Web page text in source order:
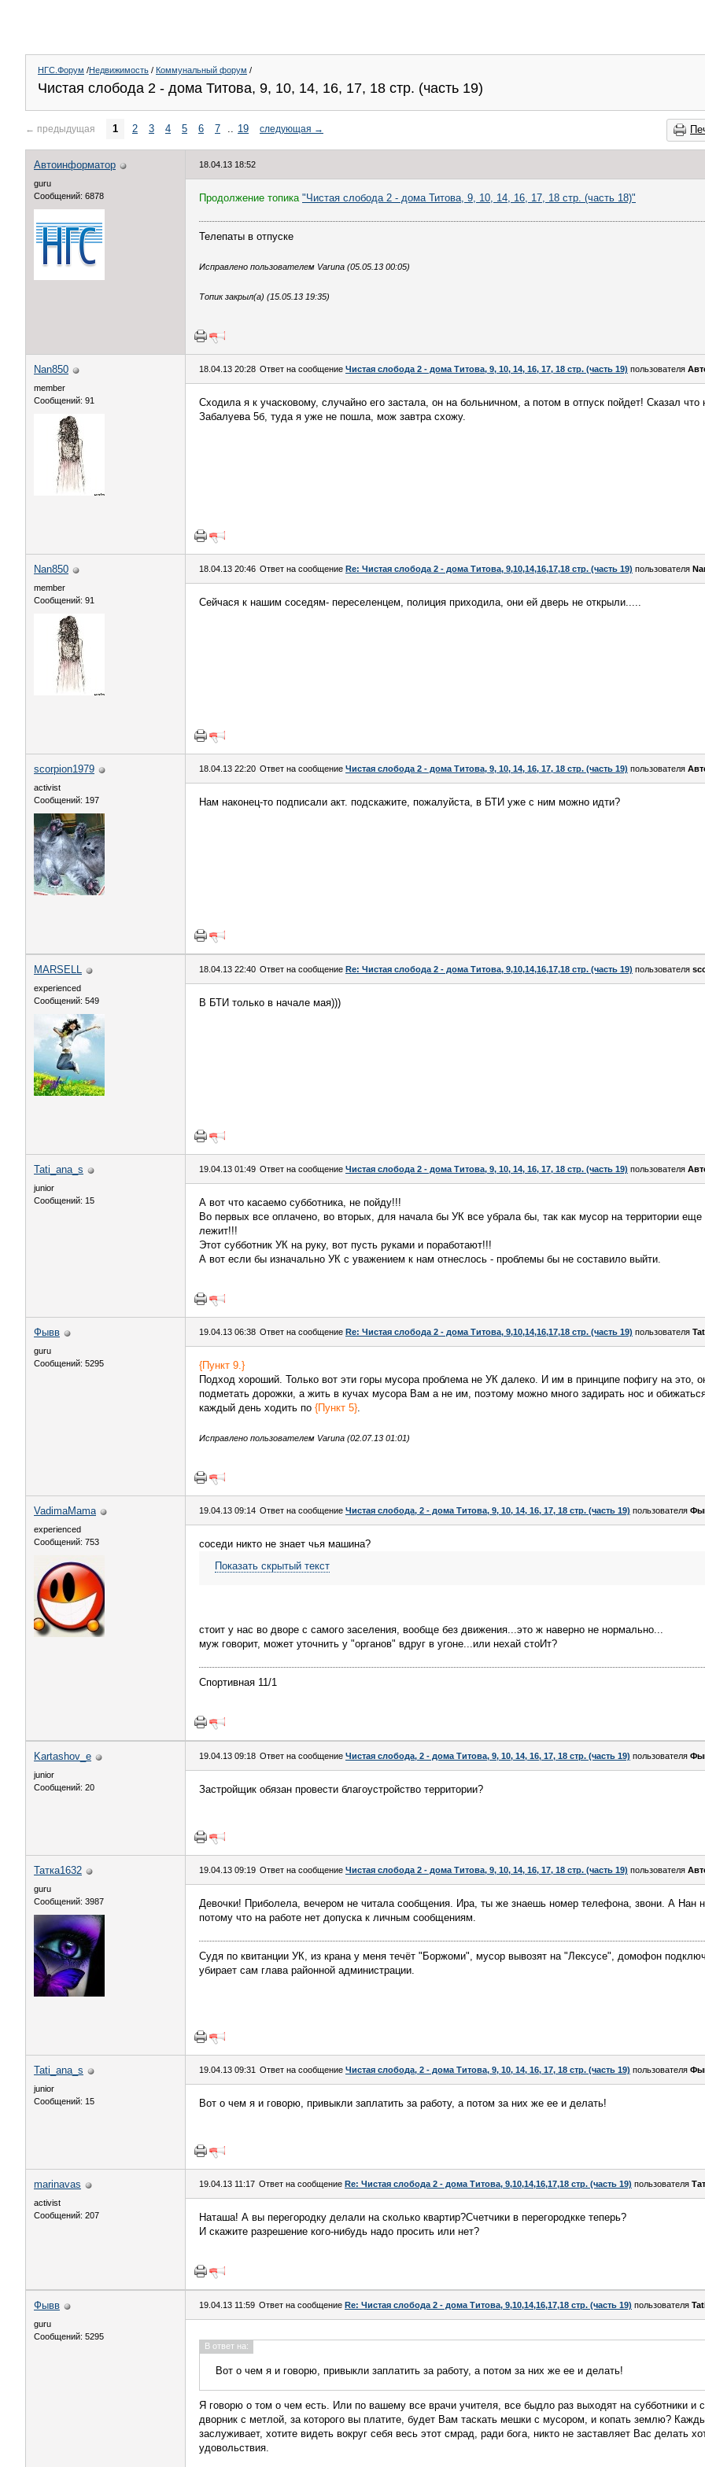
НГС.Форум /Недвижимость / Коммунальный форум /
Чистая слобода 2 - дома Титова, 9, 10, 14, 16, 17, 18 стр. (часть 19)
← предыдущая 1 2 3 4 5 6 7 .. 19 следующая →
Автоинформатор
guru
Сообщений: 6878
18.04.13 18:52
Продолжение топика "Чистая слобода 2 - дома Титова, 9, 10, 14, 16, 17, 18 стр. (часть 18)"
Телепаты в отпуске
Исправлено пользователем Varuna (05.05.13 00:05)
Топик закрыл(а) (15.05.13 19:35)
Nan850
member
Сообщений: 91
18.04.13 20:28 Ответ на сообщение Чистая слобода 2 - дома Титова, 9, 10, 14, 16, 17, 18 стр. (часть 19) пользователя
Сходила я к учасковому, случайно его застала, он на больничном, а потом в отпуск пойдет! Сказал
Забалуева 5б, туда я уже не пошла, мож завтра схожу.
Nan850
member
Сообщений: 91
18.04.13 20:46 Ответ на сообщение Re: Чистая слобода 2 - дома Титова, 9,10,14,16,17,18 стр. (часть 19) пользователя
Сейчася к нашим соседям- переселенцем, полиция приходила, они ей дверь не открыли.....
scorpion1979
activist
Сообщений: 197
18.04.13 22:20 Ответ на сообщение Чистая слобода 2 - дома Титова, 9, 10, 14, 16, 17, 18 стр. (часть 19) пользователя
Нам наконец-то подписали акт. подскажите, пожалуйста, в БТИ уже с ним можно идти?
MARSELL
experienced
Сообщений: 549
18.04.13 22:40 Ответ на сообщение Re: Чистая слобода 2 - дома Титова, 9,10,14,16,17,18 стр. (часть 19) пользователя
В БТИ только в начале мая)))
Tati_ana_s
junior
Сообщений: 15
19.04.13 01:49 Ответ на сообщение Чистая слобода 2 - дома Титова, 9, 10, 14, 16, 17, 18 стр. (часть 19) пользователя
А вот что касаемо субботника, не пойду!!!
Во первых все оплачено, во вторых, для начала бы УК все убрала бы, так как мусор на территории еще
лежит!!!
Этот субботник УК на руку, вот пусть руками и поработают!!!
А вот если бы изначально УК с уважением к нам отнеслось - проблемы бы не составило выйти.
Фывв
guru
Сообщений: 5295
19.04.13 06:38 Ответ на сообщение Re: Чистая слобода 2 - дома Титова, 9,10,14,16,17,18 стр. (часть 19) пользователя
{Пункт 9.}
Подход хороший. Только вот эти горы мусора проблема не УК далеко. И им в принципе пофигу на это,
подметать дорожки, а жить в кучах мусора Вам а не им, поэтому можно много задирать нос и
каждый день ходить по {Пункт 5}.
Исправлено пользователем Varuna (02.07.13 01:01)
VadimaMama
experienced
Сообщений: 753
19.04.13 09:14 Ответ на сообщение Чистая слобода, 2 - дома Титова, 9, 10, 14, 16, 17, 18 стр. (часть 19) пользователя
соседи никто не знает чья машина?
Показать скрытый текст
стоит у нас во дворе с самого заселения, вообще без движения...это ж наверно не нормально...
муж говорит, может уточнить у "органов" вдруг в угоне...или нехай стоИт?
Спортивная 11/1
Kartashov_e
junior
Сообщений: 20
19.04.13 09:18 Ответ на сообщение Чистая слобода, 2 - дома Титова, 9, 10, 14, 16, 17, 18 стр. (часть 19) пользователя
Застройщик обязан провести благоустройство территории?
Татка1632
guru
Сообщений: 3987
19.04.13 09:19 Ответ на сообщение Чистая слобода 2 - дома Титова, 9, 10, 14, 16, 17, 18 стр. (часть 19) пользователя
Девочки! Приболела, вечером не читала сообщения. Ира, ты же знаешь номер телефона, звони. А Нан
потому что на работе нет допуска к личным сообщениям.
Судя по квитанции УК, из крана у меня течёт "Боржоми", мусор вывозят на "Лексусе", домофон
убирает сам глава районной администрации.
Tati_ana_s
junior
Сообщений: 15
19.04.13 09:31 Ответ на сообщение Чистая слобода, 2 - дома Титова, 9, 10, 14, 16, 17, 18 стр. (часть 19) пользователя
Вот о чем я и говорю, привыкли заплатить за работу, а потом за них же ее и делать!
marinavas
activist
Сообщений: 207
19.04.13 11:17 Ответ на сообщение Re: Чистая слобода 2 - дома Титова, 9,10,14,16,17,18 стр. (часть 19) пользователя
Наташа! А вы перегородку делали на сколько квартир?Счетчики в перегородкке теперь?
И скажите разрешение кого-нибудь надо просить или нет?
Фывв
guru
Сообщений: 5295
19.04.13 11:59 Ответ на сообщение Re: Чистая слобода 2 - дома Титова, 9,10,14,16,17,18 стр. (часть 19) пользователя
В ответ на:
Вот о чем я и говорю, привыкли заплатить за работу, а потом за них же ее и делать!
Я говорю о том о чем есть. Или по вашему все врачи учителя, все быдло раз выходят на субботники и
дворник с метлой, за которого вы платите, будет Вам таскать мешки с мусором, и копать землю?
заслуживает, хотите видеть вокруг себя весь этот смрад, ради бога, никто не заставляет Вас делать
удовольствия.